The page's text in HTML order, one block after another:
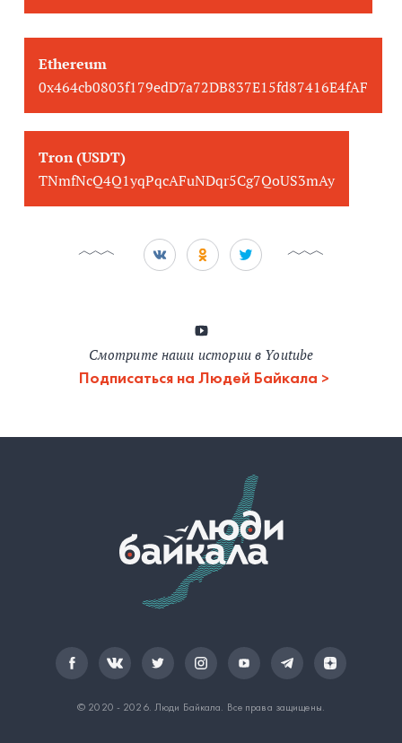
Ethereum
0x464cb0803f179edD7a72DB837E15fd87416E4fAF
Tron (USDT)
TNmfNcQ4Q1yqPqcAFuNDqr5Cg7QoUS3mAy
Смотрите наши истории в Youtube
Подписаться на Людей Байкала
© 2020 - 2026. Люди Байкала . Все права защищены.